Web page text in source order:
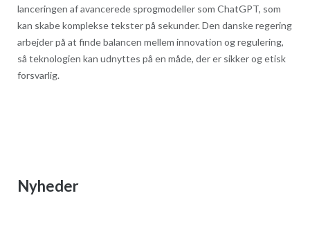
lanceringen af avancerede sprogmodeller som ChatGPT, som
kan skabe komplekse tekster på sekunder. Den danske regering
arbejder på at finde balancen mellem innovation og regulering,
så teknologien kan udnyttes på en måde, der er sikker og etisk
forsvarlig.
Nyheder